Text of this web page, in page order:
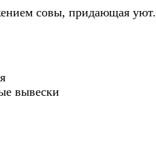
совы, придающая уют.
вывески